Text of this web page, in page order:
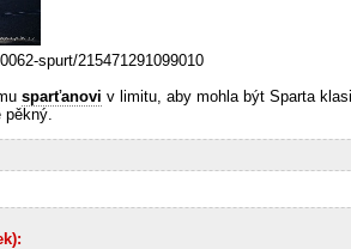
spurt/215471291099010
sparťanovi v limitu, aby mohla být Sparta
pěkný.